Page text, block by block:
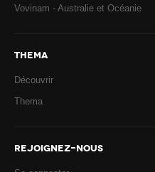
Vovinam - Australie et Océanie
THEMA
Découvrir
Thema
REJOIGNEZ-NOUS